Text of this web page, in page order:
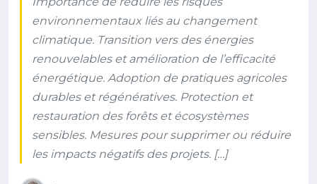
environnementaux liés au changement
climatique. Transition vers des énergies
renouvelables et amélioration de l’efficacité
énergétique. Adoption de pratiques agricoles
durables et régénératives. Protection et
restauration des forêts et écosystèmes
sensibles. Mesures pour supprimer ou réduire
les impacts négatifs des projets. […]